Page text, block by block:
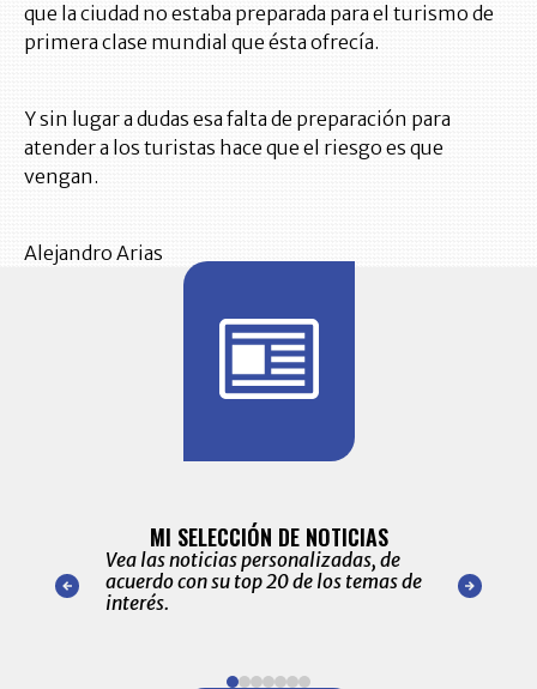
que la ciudad no estaba preparada para el turismo de
primera clase mundial que ésta ofrecía.
Y sin lugar a dudas esa falta de preparación para
atender a los turistas hace que el riesgo es que
vengan.
Alejandro Arias
nuestro
para
MI SELECCIÓN DE NOTICIAS
Vea las noticias personalizadas, de
acuerdo con su top 20 de los temas de
interés.
de las